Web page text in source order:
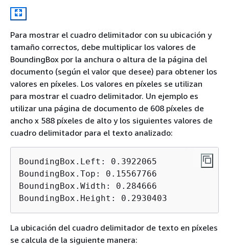
Para mostrar el cuadro delimitador con su ubicación y
tamaño correctos, debe multiplicar los valores de
BoundingBox por la anchura o altura de la página del
documento (según el valor que desee) para obtener los
valores en píxeles. Los valores en píxeles se utilizan
para mostrar el cuadro delimitador. Un ejemplo es
utilizar una página de documento de 608 píxeles de
ancho x 588 píxeles de alto y los siguientes valores de
cuadro delimitador para el texto analizado:
BoundingBox.Left: 0.3922065
BoundingBox.Top: 0.15567766
BoundingBox.Width: 0.284666
BoundingBox.Height: 0.2930403
La ubicación del cuadro delimitador de texto en píxeles
se calcula de la siguiente manera: